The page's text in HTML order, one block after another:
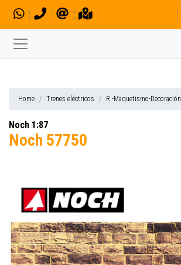
Home Trenes eléctricos R -Maquetismo-Decoración
Noch 1:87
Noch 57750